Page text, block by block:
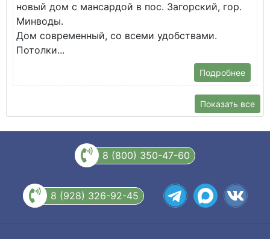
новый дом с мансардой в пос. Загорский, гор.
Минводы.
Дом современный, со всеми удобствами.
Потолки...
Подробнее
Показать все
8 (800) 350-47-60
8 (928) 326-92-45